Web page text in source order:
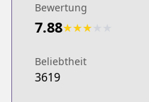
Bewertung
7.88★★★
Beliebtheit
3619